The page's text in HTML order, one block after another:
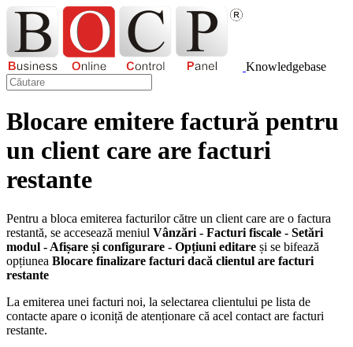
Knowledgebase
Blocare emitere factură pentru
un client care are facturi
restante
Pentru a bloca emiterea facturilor către un client care are o factura
restantă, se accesează meniul Vânzări - Facturi fiscale - Setări
modul - Afișare și configurare - Opțiuni editare și se bifează
opțiunea Blocare finalizare facturi dacă clientul are facturi
restante
La emiterea unei facturi noi, la selectarea clientului pe lista de
contacte apare o iconiță de atenționare că acel contact are facturi
restante.